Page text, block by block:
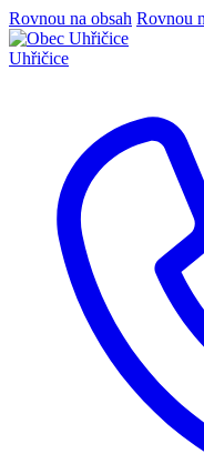
Rovnou na obsah Rovnou
Uhřičice